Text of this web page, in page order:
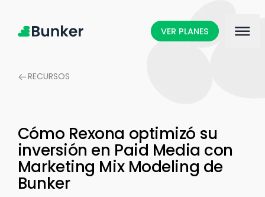
VER PLANES
RECURSOS
Cómo Rexona optimizó su
inversión en Paid Media con
Marketing Mix Modeling de
Bunker